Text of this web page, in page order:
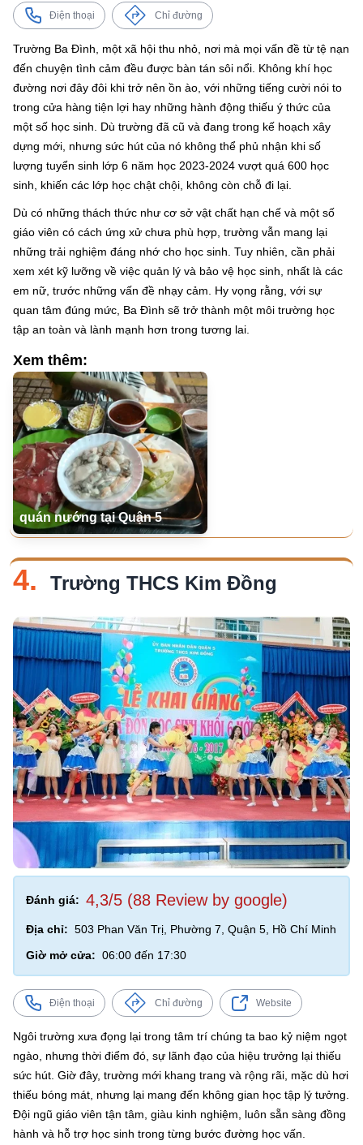
Điện thoại Chỉ đường
Trường Ba Đình, một xã hội thu nhỏ, nơi mà mọi vấn đề từ tệ nạn
đến chuyện tình cảm đều được bàn tán sôi nổi. Không khí học
đường nơi đây đôi khi trở nên ồn ào, với những tiếng cười nói to
trong cửa hàng tiện lợi hay những hành động thiếu ý thức của
một số học sinh. Dù trường đã cũ và đang trong kế hoạch xây
dựng mới, nhưng sức hút của nó không thể phủ nhận khi số
lượng tuyển sinh lớp 6 năm học 2023-2024 vượt quá 600 học
sinh, khiến các lớp học chật chội, không còn chỗ đi lại.
Dù có những thách thức như cơ sở vật chất hạn chế và một số
giáo viên có cách ứng xử chưa phù hợp, trường vẫn mang lại
những trải nghiệm đáng nhớ cho học sinh. Tuy nhiên, cần phải
xem xét kỹ lưỡng về việc quản lý và bảo vệ học sinh, nhất là các
em nữ, trước những vấn đề nhạy cảm. Hy vọng rằng, với sự
quan tâm đúng mức, Ba Đình sẽ trở thành một môi trường học
tập an toàn và lành mạnh hơn trong tương lai.
Xem thêm:
quán nướng tại Quận 5
4. Trường THCS Kim Đồng
Đánh giá: 4,3/5 (88 Review by google)
Địa chỉ: 503 Phan Văn Trị, Phường 7, Quận 5, Hồ Chí Minh
Giờ mở cửa: 06:00 đến 17:30
Điện thoại Chỉ đường Website
Ngôi trường xưa đọng lại trong tâm trí chúng ta bao kỷ niệm ngọt
ngào, nhưng thời điểm đó, sự lãnh đạo của hiệu trưởng lại thiếu
sức hút. Giờ đây, trường mới khang trang và rộng rãi, mặc dù hơi
thiếu bóng mát, nhưng lại mang đến không gian học tập lý tưởng.
Đội ngũ giáo viên tận tâm, giàu kinh nghiệm, luôn sẵn sàng đồng
hành và hỗ trợ học sinh trong từng bước đường học vấn.